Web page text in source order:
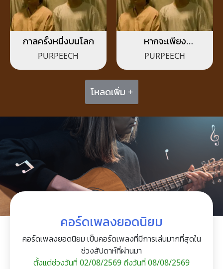
กาลครั้งหนึ่งบนโลก
PURPEECH
หากจะเพียง
ขอ(Sincare)
PURPEECH
โหลดเพิ่ม +
คอร์ดเพลงยอดนิยม
คอร์ดเพลงยอดนิยม เป็นคอร์ดเพลงที่มีการเล่นมากที่สุดใน
ช่วงสัปดาห์ที่ผ่านมา
ตั้งแต่ช่วงวันที่ 02/08/2569 ถึงวันที่ 08/08/2569